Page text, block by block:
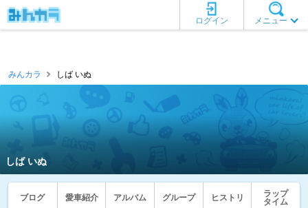
メニュー
ログイン
みんカラ しば いぬ
しば いぬ
ブログ 愛車紹介 アルバム グループ ヒストリ
ラップ
タイム